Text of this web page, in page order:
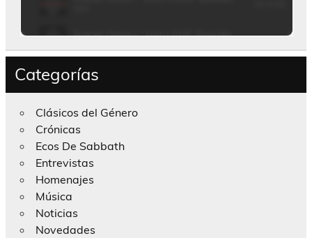
Categorías
Clásicos del Género
Crónicas
Ecos De Sabbath
Entrevistas
Homenajes
Música
Noticias
Novedades